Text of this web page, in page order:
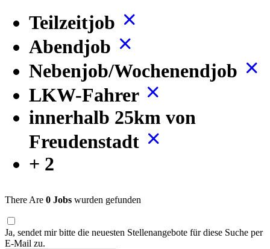
Teilzeitjob
Abendjob
Nebenjob/Wochenendjob
LKW-Fahrer
innerhalb 25km von
Freudenstadt
+ 2
There Are 0 Jobs wurden gefunden
Ja, sendet mir bitte die neuesten Stellenangebote für diese Suche per
E-Mail zu.